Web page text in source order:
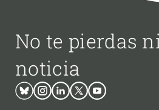
No te pierdas
noticia
BlueskyInstagram
LinkedinTwitterYoutube